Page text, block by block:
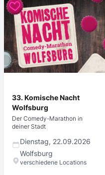
33. Komische Nacht
Wolfsburg
Der Comedy-Marathon in
deiner Stadt
Dienstag, 22.09.2026
Wolfsburg
verschiedene Locations